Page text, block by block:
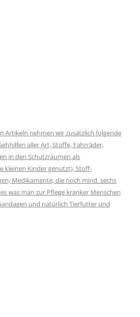
Artikeln nehmen wir zusätzlich folgende
aller Art, Stoffe, Fahrräder,
in den Schutzräumen als
kleinen Kinder genutzt), Stoff-
Medikamente, die noch mind. sechs
was man zur Pflege kranker Menschen
und natürlich Tierfutter und